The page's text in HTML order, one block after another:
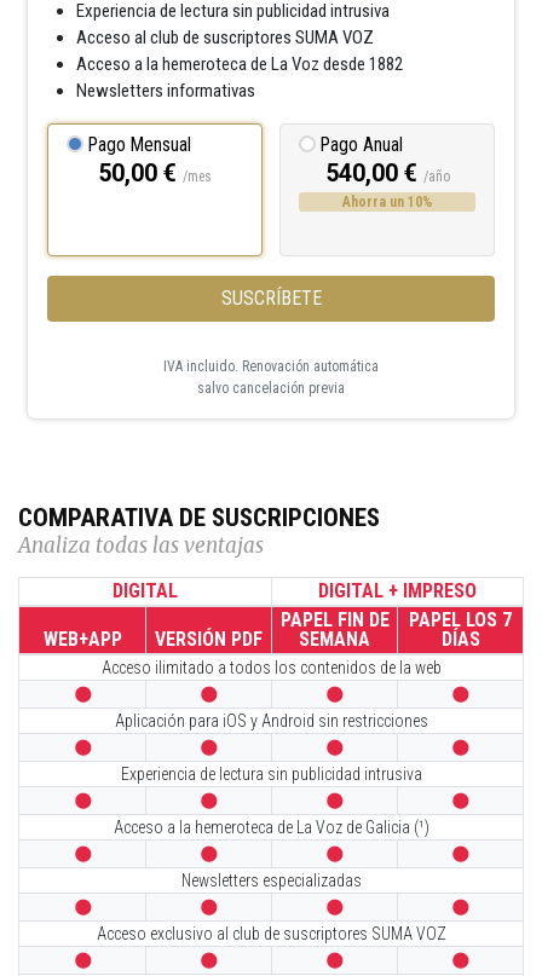
Experiencia de lectura sin publicidad intrusiva
Acceso al club de suscriptores SUMA VOZ
Acceso a la hemeroteca de La Voz desde 1882
Newsletters informativas
Pago Mensual
50,00 € /mes
Pago Anual
540,00 € /año
Ahorra un 10%
SUSCRÍBETE
IVA incluido. Renovación automática
salvo cancelación previa
COMPARATIVA DE SUSCRIPCIONES
Analiza todas las ventajas
DIGITAL DIGITAL + IMPRESO
WEB+APP VERSIÓN PDF
PAPEL FIN DE
SEMANA
PAPEL LOS 7
DÍAS
Acceso ilimitado a todos los contenidos de la web
   
Aplicación para iOS y Android sin restricciones
   
Experiencia de lectura sin publicidad intrusiva
   
Acceso a la hemeroteca de La Voz de Galicia (¹)
   
Newsletters especializadas
   
Acceso exclusivo al club de suscriptores SUMA VOZ
   